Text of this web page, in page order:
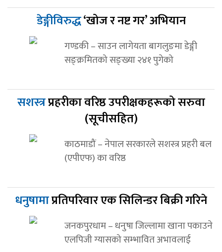
डेङ्गीविरुद्ध‘खोज र नष्ट गर’ अभियान
गण्डकी – साउन लागेयता बागलुङमा डेङ्गी
सङ्क्रमितको सङ्ख्या २४१ पुगेको
सशस्त्रप्रहरीका वरिष्ठ उपरीक्षकहरूको सरुवा
(सूचीसहित)
काठमाडौं – नेपाल सरकारले सशस्त्र प्रहरी बल
(एपीएफ) का वरिष्ठ
धनुषामाप्रतिपरिवार एक सिलिन्डर बिक्री गरिने
जनकपुरधाम – धनुषा जिल्लामा खाना पकाउने
एलपिजी ग्यासको सम्भावित अभावलाई